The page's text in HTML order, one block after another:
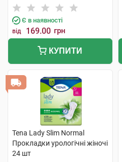
Є в наявності
від 169.00 грн
КУПИТИ
Tena Lady Slim Normal
Прокладки урологічні жіночі
24 шт